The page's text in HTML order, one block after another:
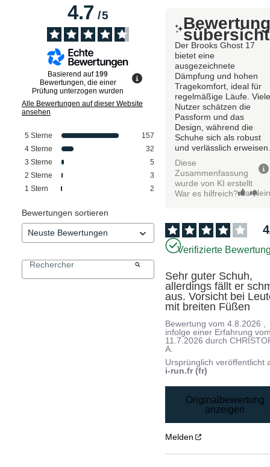
4.7/5
Basierend auf199
Bewertungen, die einer
Prüfung unterzogen wurden
Alle Bewertungen auf dieser Website
ansehen
5 Sterne
157
4 Sterne
32
3 Sterne
5
2 Sterne
3
1 Stern 2
Bewertungen sortieren
sübersicht
Der Brooks Ghost 17
bietet eine
ausgezeichnete
Dämpfung und hohen
Tragekomfort, ideal für
regelmäßige Läufe.
Nutzer schätzen die
Passform und das
Design, während die
Schuhe sich als robust
und verlässlich
Diese
Zusammenfassung
wurde von KI erstellt
War es hilfreich? Ja
4
Verifizierte
Sehr guter Schuh,
allerdings fällt er
aus. Vorsicht bei
mit breiten Füßen
Bewertung vom4.8.2026
infolge einer Erfahrung
11.7.2026 durch
A.
Ursprünglich veröffentlicht
i-run.fr (fr)
Originalbewertung
anzeigen
Melden